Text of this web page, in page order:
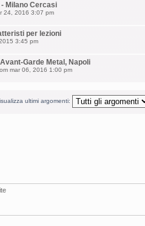
Milano Cercasi
24, 2016 3:07 pm
per lezioni
3:45 pm
Garde Metal, Napoli
mar 06, 2016 1:00 pm
ultimi argomenti: